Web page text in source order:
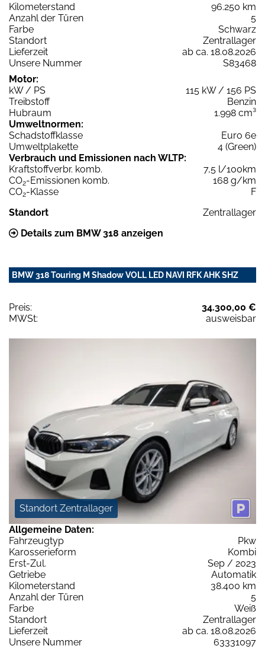
Kilometerstand
96.250 km
Anzahl der Türen
5
Farbe
Schwarz
Standort
Zentrallager
Lieferzeit
ab ca. 18.08.2026
Unsere Nummer
S83468
Motor:
kW / PS
115 kW / 156 PS
Treibstoff
Benzin
Hubraum
1.998 cm³
Umweltnormen:
Schadstoffklasse
Euro 6e
Umweltplakette
4 (Green)
Verbrauch und Emissionen nach WLTP:
Kraftstoffverbr. komb.
7,5 l/100km
CO2-Emissionen komb.
168 g/km
CO2-Klasse
F
Standort
Zentrallager
Details zum BMW 318 anzeigen
BMW 318 Touring M Shadow VOLL LED NAVI RFK AHK SHZ
Preis:
34.300,00 €
MWSt:
ausweisbar
Standort Zentrallager
Allgemeine Daten:
Fahrzeugtyp
Pkw
Karosserieform
Kombi
Erst-Zul.
Sep / 2023
Getriebe
Automatik
Kilometerstand
38.400 km
Anzahl der Türen
5
Farbe
Weiß
Standort
Zentrallager
Lieferzeit
ab ca. 18.08.2026
Unsere Nummer
63331097